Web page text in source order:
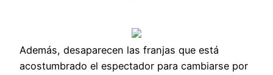
Además, desaparecen las franjas que está
acostumbrado el espectador para cambiarse por